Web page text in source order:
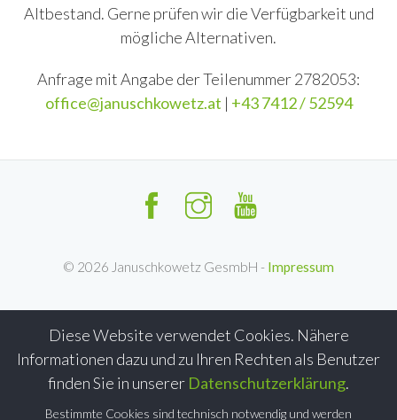
Diese Website verwendet Cookies. Nähere
Informationen dazu und zu Ihren Rechten als Benutzer
finden Sie in unserer Datenschutzerklärung.
Bestimmte Cookies sind technisch notwendig und werden
Altbestand. Gerne prüfen wir die Verfügbarkeit und
mögliche Alternativen.
Anfrage mit Angabe der Teilenummer 2782053:
office@januschkowetz.at | +43 7412 / 52594
© 2026 Januschkowetz GesmbH - Impressum